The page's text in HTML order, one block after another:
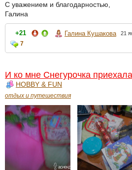
С уважением и благодарностью,
Галина
+21 Галина Кушакова 21
7
И ко мне Снегурочка
HOBBY & FUN
отдых и путешествия